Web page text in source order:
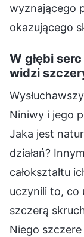
wyznającego
okazującego
W głębi
widzi
Niniwy i jego
Jaka jest
działań?
całokształtu
uczynili to, co
szczerą
Niego